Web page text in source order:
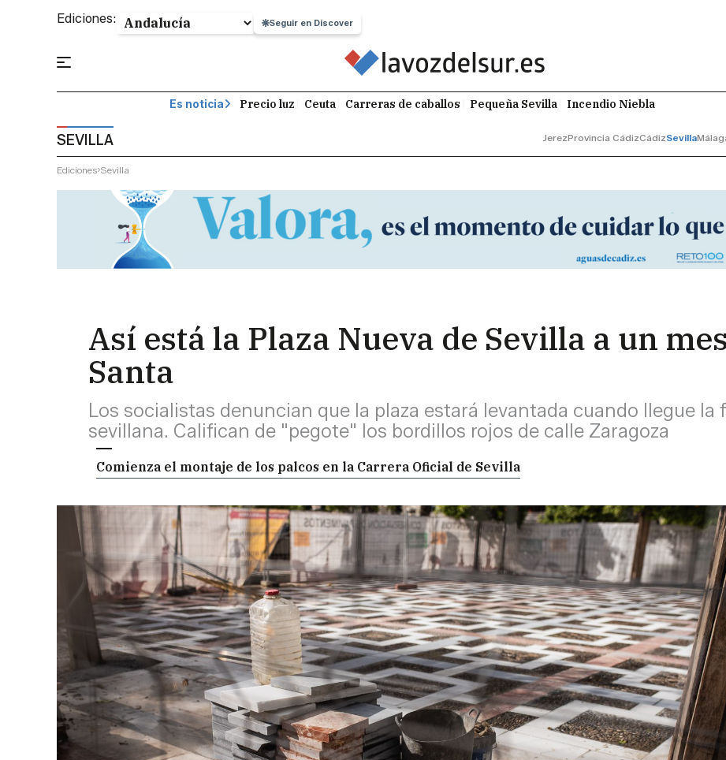
Ediciones: Seguir en Discover
Es noticia Precio luz Ceuta Carreras de caballos Pequeña Sevilla Incendio Niebla
SEVILLA JerezProvincia CádizCádizSevilla
Ediciones Sevilla
Así está la Plaza Nueva de Sevilla a un
Santa
Los socialistas denuncian que la plaza estará levantada cuando llegue la
sevillana. Califican de "pegote" los bordillos rojos de calle Zaragoza
Comienza el montaje de los palcos en la Carrera Oficial de Sevilla